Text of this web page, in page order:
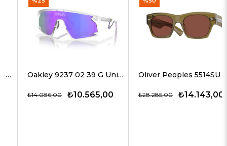
Oakley 9237 02 39 G Unisex Güneş Gözlükleri
₺10.565,00
₺14.086,00
Oliver Peoples 5514SU 1678C5 51 G Unisex Güneş Gözlükleri
₺14.143,00
₺28.285,00